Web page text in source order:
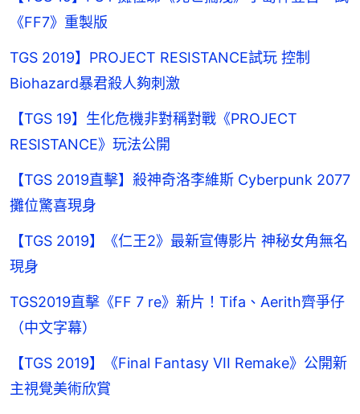
《FF7》重製版
TGS 2019】PROJECT RESISTANCE試玩 控制
Biohazard暴君殺人夠刺激
【TGS 19】生化危機非對稱對戰《PROJECT
RESISTANCE》玩法公開
【TGS 2019直擊】殺神奇洛李維斯 Cyberpunk 2077
攤位驚喜現身
【TGS 2019】《仁王2》最新宣傳影片 神秘女角無名
現身
TGS2019直擊《FF 7 re》新片！Tifa、Aerith齊爭仔
（中文字幕）
【TGS 2019】《Final Fantasy VII Remake》公開新
主視覺美術欣賞